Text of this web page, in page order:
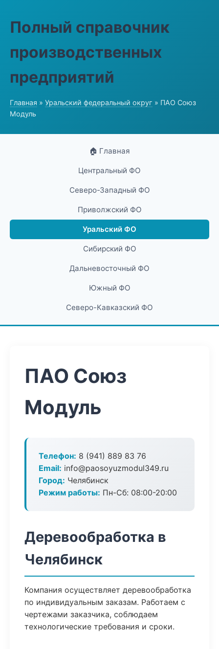
Полный справочник
производственных
предприятий
Главная » Уральский федеральный округ » ПАО Союз
Модуль
🏠 Главная
Центральный ФО
Северо-Западный ФО
Приволжский ФО
Уральский ФО
Сибирский ФО
Дальневосточный ФО
Южный ФО
Северо-Кавказский ФО
ПАО Союз
Модуль
Телефон: 8 (941) 889 83 76
Email: info@paosoyuzmodul349.ru
Город: Челябинск
Режим работы: Пн-Сб: 08:00-20:00
Деревообработка в
Челябинск
Компания осуществляет деревообработка
по индивидуальным заказам. Работаем с
чертежами заказчика, соблюдаем
технологические требования и сроки.